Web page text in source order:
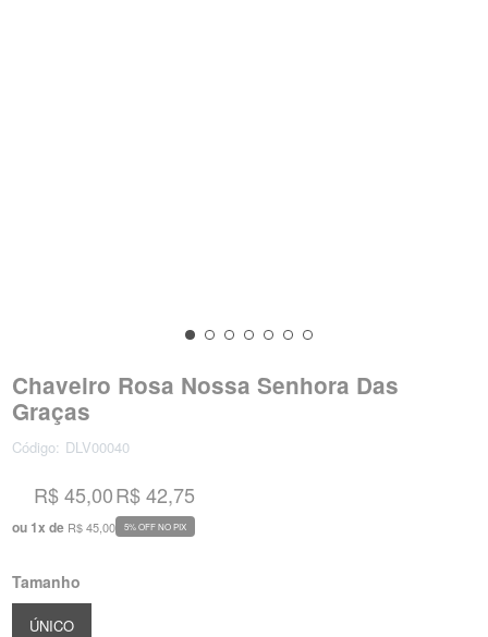
Chaveiro Rosa Nossa Senhora Das
Graças
Código: DLV00040
R$ 45,00
ou 1x de R$ 45,00
R$ 42,75
5% OFF NO PIX
Tamanho
ÚNICO